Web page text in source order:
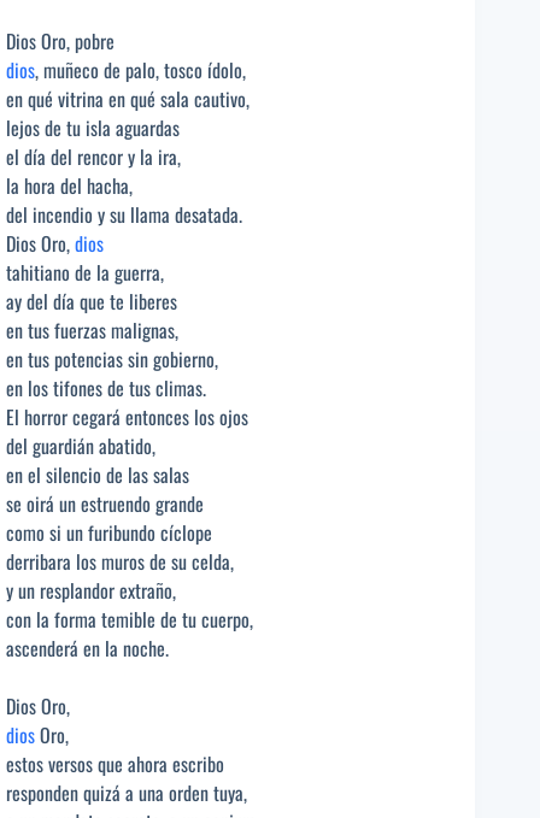
Dios Oro, pobre
dios, muñeco de palo, tosco ídolo,
en qué vitrina en qué sala cautivo,
lejos de tu isla aguardas
el día del rencor y la ira,
la hora del hacha,
del incendio y su llama desatada.
Dios Oro,dios
tahitiano de la guerra,
ay del día que te liberes
en tus fuerzas malignas,
en tus potencias sin gobierno,
en los tifones de tus climas.
El horror cegará entonces los ojos
del guardián abatido,
en el silencio de las salas
se oirá un estruendo grande
como si un furibundo cíclope
derribara los muros de su celda,
y un resplandor extraño,
con la forma temible de tu cuerpo,
ascenderá en la noche.
Dios Oro,
diosOro,
estos versos que ahora escribo
responden quizá a una orden tuya,